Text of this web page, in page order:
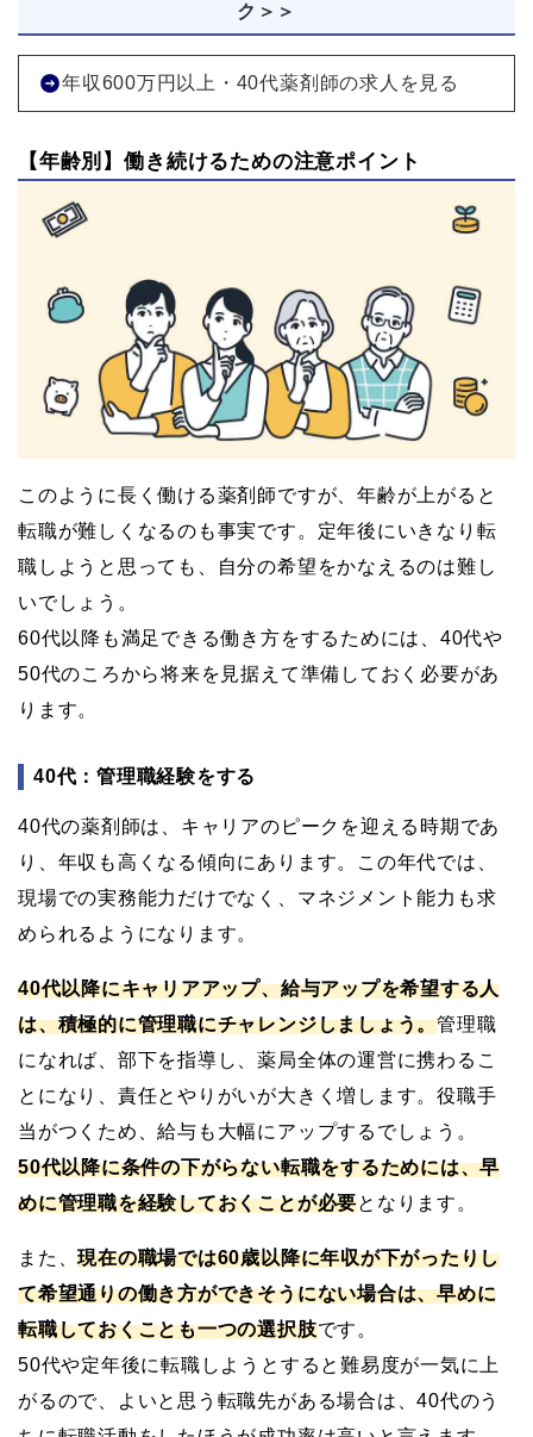
ク＞＞
年収600万円以上・40代薬剤師の求人を見る
【年齢別】働き続けるための注意ポイント
このように長く働ける薬剤師ですが、年齢が上がると
転職が難しくなるのも事実です。定年後にいきなり転
職しようと思っても、自分の希望をかなえるのは難し
いでしょう。
60代以降も満足できる働き方をするためには、40代や
50代のころから将来を見据えて準備しておく必要があ
ります。
40代：管理職経験をする
40代の薬剤師は、キャリアのピークを迎える時期であ
り、年収も高くなる傾向にあります。この年代では、
現場での実務能力だけでなく、マネジメント能力も求
められるようになります。
40代以降にキャリアアップ、給与アップを希望する人
は、積極的に管理職にチャレンジしましょう。管理職
になれば、部下を指導し、薬局全体の運営に携わるこ
とになり、責任とやりがいが大きく増します。役職手
当がつくため、給与も大幅にアップするでしょう。
50代以降に条件の下がらない転職をするためには、早
めに管理職を経験しておくことが必要となります。
また、現在の職場では60歳以降に年収が下がったりし
て希望通りの働き方ができそうにない場合は、早めに
転職しておくことも一つの選択肢です。
50代や定年後に転職しようとすると難易度が一気に上
がるので、よいと思う転職先がある場合は、40代のう